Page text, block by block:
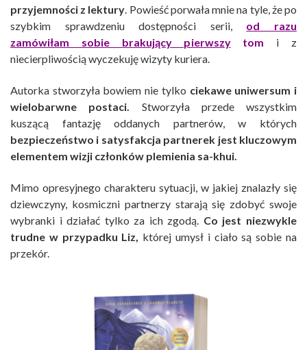
przyjemności z lektury . Powieść porwała mnie na tyle, że po
szybkim sprawdzeniu dostępności serii, od razu
zamówiłam sobie brakujący pierwszytom
i z
niecierpliwością wyczekuję wizyty kuriera.
Autorka stworzyła bowiem nie tylko ciekawe uniwersum i
wielobarwne postaci.
Stworzyła przede wszystkim
kuszącą fantazję oddanych partnerów, w których
bezpieczeństwo i satysfakcja partnerek jest kluczowym
elementem wizji członków plemienia sa-khui.
Mimo opresyjnego charakteru sytuacji, w jakiej znalazły się
dziewczyny, kosmiczni partnerzy starają się zdobyć swoje
wybranki i działać tylko za ich zgodą. Co jest niezwykle
trudne w przypadku Liz,
której umysł i ciało są sobie na
przekór.